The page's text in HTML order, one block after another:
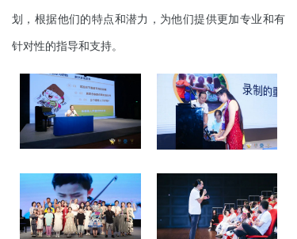
划，根据他们的特点和潜力，为他们提供更加专业和有
针对性的指导和支持。